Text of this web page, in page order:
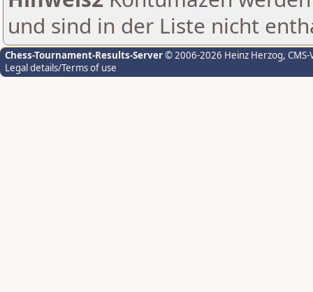
und sind in der Liste nicht
Chess-Tournament-Results-Server© 2006-2026 Heinz Herzog,
Legal details/Terms of use